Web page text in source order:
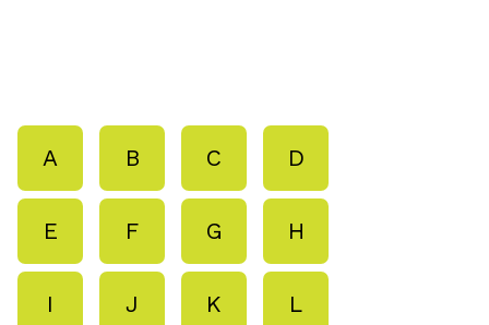
A B C D
E F G H
I J K L